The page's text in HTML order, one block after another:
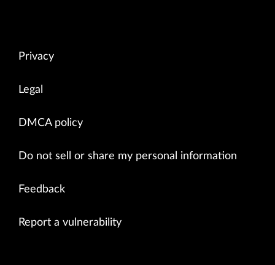
Privacy
Legal
DMCA policy
Do not sell or share my personal information
Feedback
Report a vulnerability